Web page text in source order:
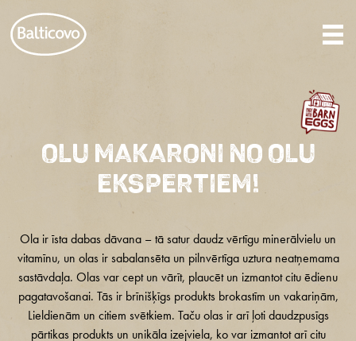
OLU MAKARONI NO OLU
EKSPERTIEM!
Ola ir īsta dabas dāvana – tā satur daudz vērtīgu minerālvielu un
vitamīnu, un olas ir sabalansēta un pilnvērtīga uztura neatņemama
sastāvdaļa. Olas var cept un vārīt, plaucēt un izmantot citu ēdienu
pagatavošanai. Tās ir brīnišķīgs produkts brokastīm un vakariņām,
Lieldienām un citiem svētkiem. Taču olas ir arī ļoti daudzpusīgs
pārtikas produkts un unikāla izejviela, ko var izmantot arī citu